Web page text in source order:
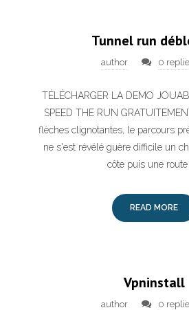
Tunnel run
author 0
TÉLÉCHARGER LA DEMO
SPEED THE RUN
flèches clignotantes, le parcours
ne s'est révélé guère difficile un
côte puis une route
READ MORE
Vpninstall
author 0